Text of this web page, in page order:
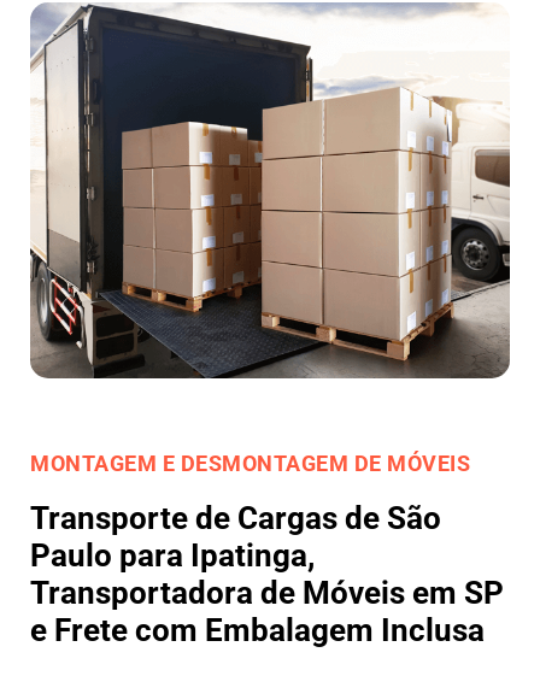
MONTAGEM E DESMONTAGEM DE MÓVEIS
Transporte de Cargas de São
Paulo para Ipatinga,
Transportadora de Móveis em SP
e Frete com Embalagem Inclusa